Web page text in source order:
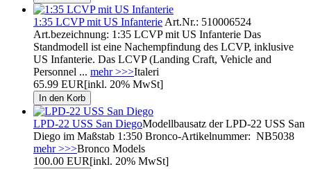
1:35 LCVP mit US Infanterie Art.Nr.: 510006524
Art.bezeichnung: 1:35 LCVP mit US Infanterie Das
Standmodell ist eine Nachempfindung des LCVP, inklusive
US Infanterie. Das LCVP (Landing Craft, Vehicle and
Personnel ... mehr >>>Italeri
65.99 EUR[inkl. 20% MwSt]
LPD-22 USS San DiegoModellbausatz der LPD-22 USS San
Diego im Maßstab 1:350 Bronco-Artikelnummer: NB5038
mehr >>>Bronco Models
100.00 EUR[inkl. 20% MwSt]